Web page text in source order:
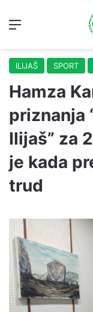
ILIJAŠ SPORT
Hamza
priznanja
Ilijaš” za
je kada
trud